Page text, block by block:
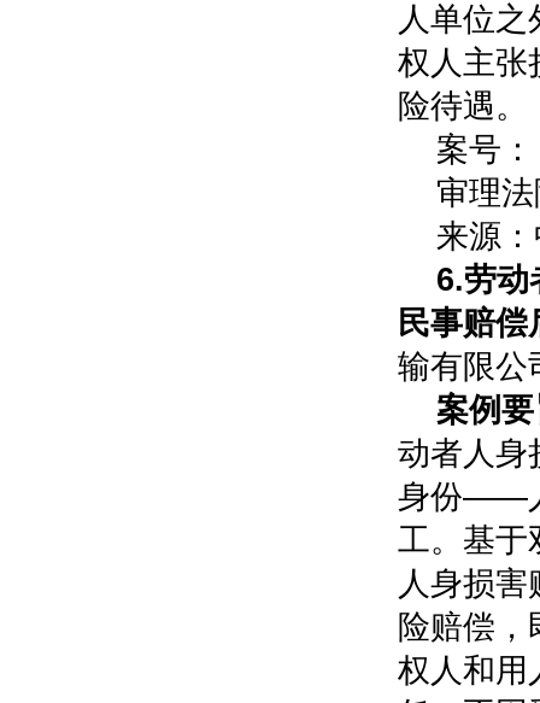
人单位
权人主张
险待遇。
案号
审理
来源
6.劳动
民事赔偿
输有限公
案例
动者人身
身份——
工。基于
人身损
险赔偿
权人和用